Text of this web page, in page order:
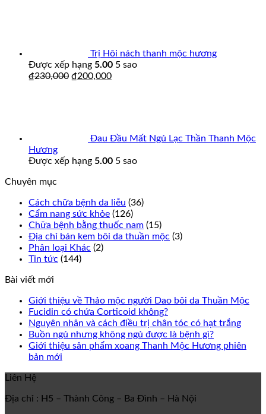
Trị Hôi nách thanh mộc hương
Được xếp hạng 5.00 5 sao
₫230,000 ₫200,000
Đau Đầu Mất Ngủ Lạc Thần Thanh Mộc
Hương
Được xếp hạng 5.00 5 sao
Chuyên mục
Cách chữa bệnh da liễu (36)
Cẩm nang sức khỏe (126)
Chữa bệnh bằng thuốc nam (15)
Địa chỉ bán kem bôi da thuần mộc (3)
Phân loại Khác (2)
Tin tức (144)
Bài viết mới
Giới thiệu về Thảo mộc người Dao bôi da Thuần Mộc
Fucidin có chứa Corticoid không?
Nguyên nhân và cách điều trị chân tóc có hạt trắng
Buồn ngủ nhưng không ngủ được là bệnh gì?
Giới thiệu sản phẩm xoang Thanh Mộc Hương phiên
bản mới
Liên Hệ
Địa chỉ : H5 – Thành Công – Ba Đình – Hà Nội